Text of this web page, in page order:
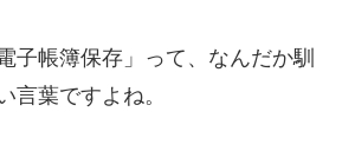
子帳簿保存」って、なんだか馴
言葉ですよね。